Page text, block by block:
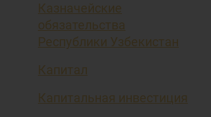
Казначейские
обязательства
Республики Узбекистан
Капитал
Капитальная инвестиция